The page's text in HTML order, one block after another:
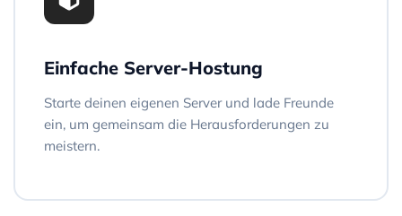
Einfache Server-Hostung
Starte deinen eigenen Server und lade Freunde
ein, um gemeinsam die Herausforderungen zu
meistern.